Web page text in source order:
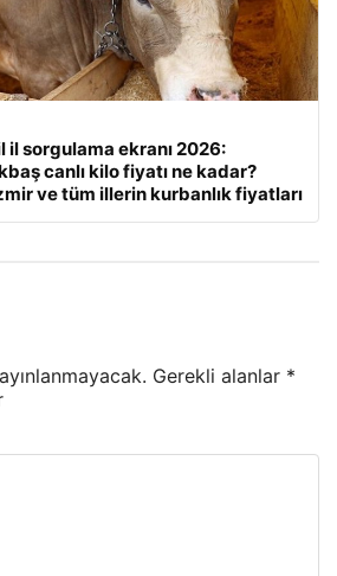
il sorgulama ekranı 2026:
canlı kilo fiyatı ne kadar?
ve tüm illerin kurbanlık fiyatları
Gerekli alanlar *